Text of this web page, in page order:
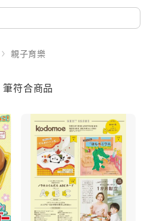
親子育樂
筆符合商品